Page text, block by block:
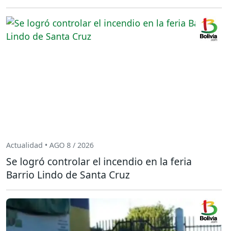
Actualidad • AGO 8 / 2026
Se logró controlar el incendio en la feria
Barrio Lindo de Santa Cruz